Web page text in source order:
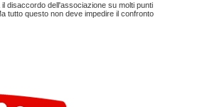
disaccordo dell'associazione su molti punti
tutto questo non deve impedire il confronto